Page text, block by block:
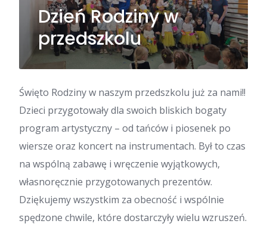
Dzień Rodziny w
przedszkolu
Święto Rodziny w naszym przedszkolu już za nami!!
Dzieci przygotowały dla swoich bliskich bogaty
program artystyczny – od tańców i piosenek po
wiersze oraz koncert na instrumentach. Był to czas
na wspólną zabawę i wręczenie wyjątkowych,
własnoręcznie przygotowanych prezentów.
Dziękujemy wszystkim za obecność i wspólnie
spędzone chwile, które dostarczyły wielu wzruszeń.